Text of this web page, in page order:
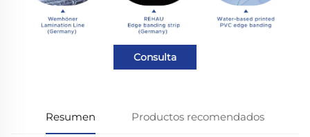
Consulta
Resumen Productos recomendados